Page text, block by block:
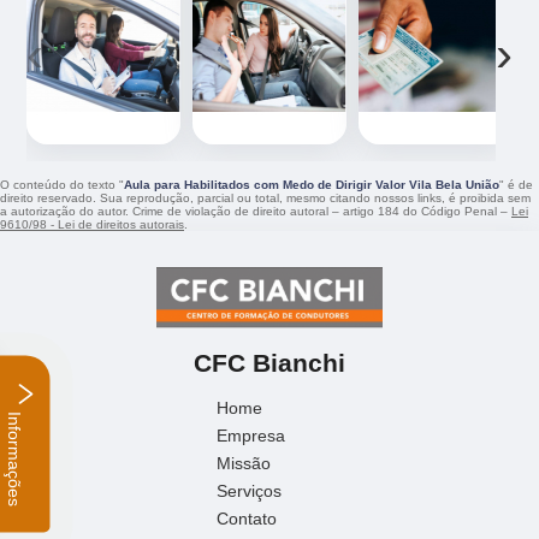
‹ ›
direito reservado. Sua reprodução, parcial ou total, mesmo citando nossos links, é proibida sem
a autorização do autor. Crime de violação de direito autoral – artigo 184 do Código Penal –Lei
9610/98 - Lei de direitos autorais.
Empresa
Missão
Serviços
Contato
Mapa do site
Informações